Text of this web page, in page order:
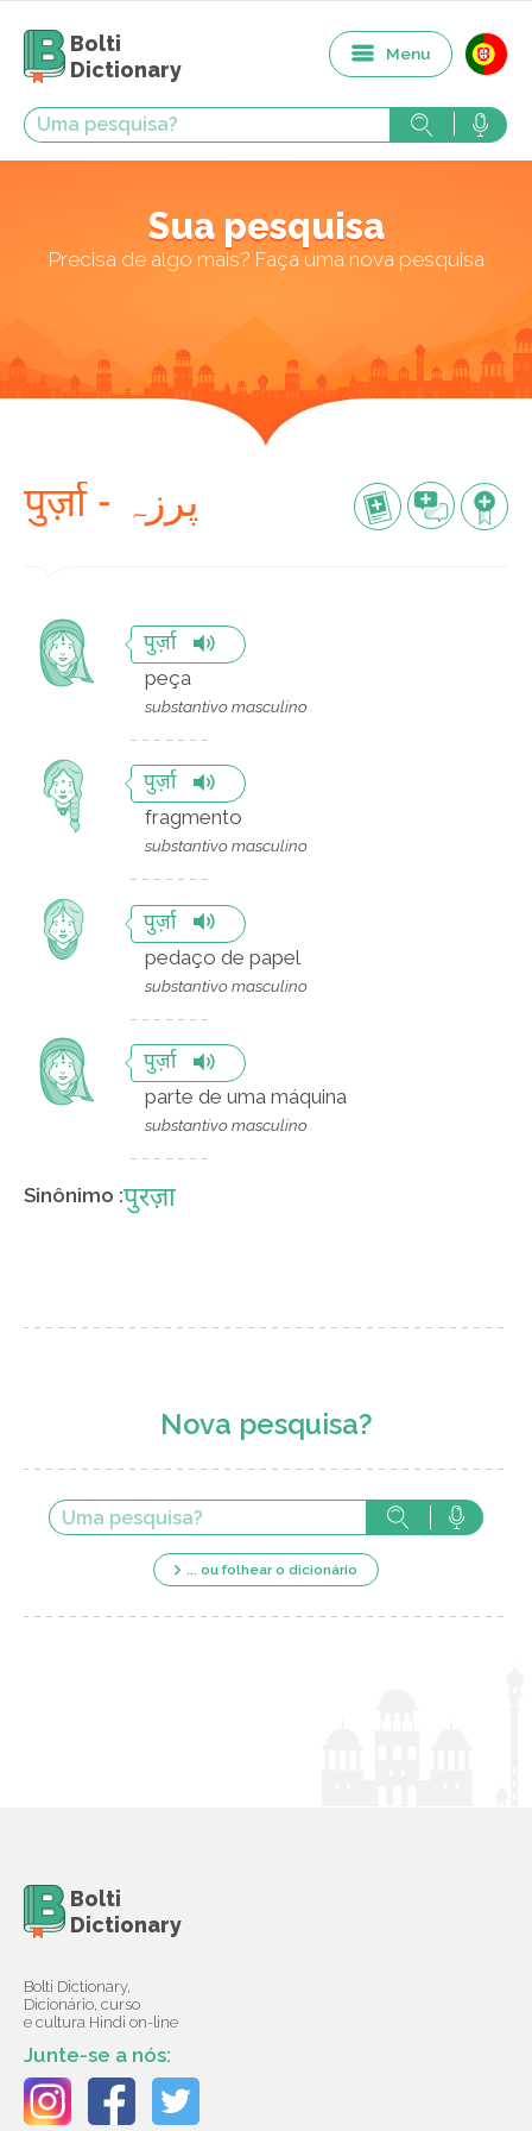
Bolti
Dictionary
Menu
Sua pesquisa
Precisa de algo mais? Faça uma nova pesquisa
पुर्ज़ा - پرزہ
पुर्ज़ा
peça
substantivo masculino
पुर्ज़ा
fragmento
substantivo masculino
पुर्ज़ा
pedaço de papel
substantivo masculino
पुर्ज़ा
parte de uma máquina
substantivo masculino
Sinônimo :पुरज़ा
Nova pesquisa?
... ou folhear o dicionário
Bolti
Dictionary
Bolti Dictionary,
Dicionário, curso
e cultura Hindi on-line
Junte-se a nós: